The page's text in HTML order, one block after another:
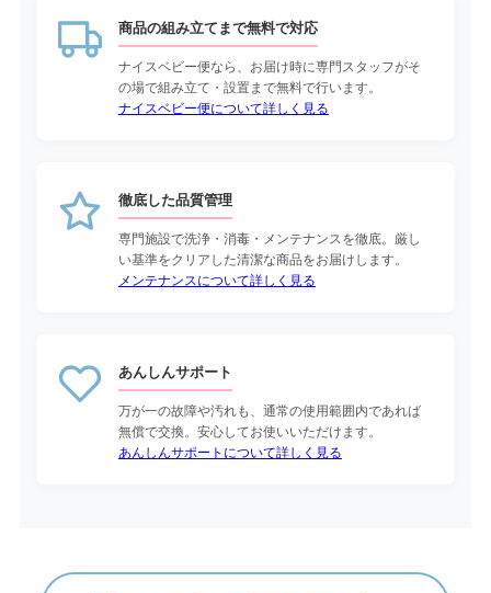
商品の組み立てまで無料で対応
ナイスベビー便なら、お届け時に専門スタッフがそ
の場で組み立て・設置まで無料で行います。
ナイスベビー便について詳しく見る
徹底した品質管理
専門施設で洗浄・消毒・メンテナンスを徹底。厳し
い基準をクリアした清潔な商品をお届けします。
メンテナンスについて詳しく見る
あんしんサポート
万が一の故障や汚れも、通常の使用範囲内であれば
無償で交換。安心してお使いいただけます。
あんしんサポートについて詳しく見る